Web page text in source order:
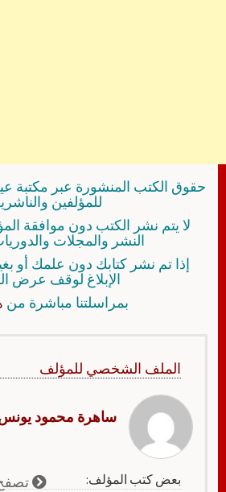
حقوق الكتب المنشورة عبر مكتبة
للمؤلفين
لا يتم نشر الكتب دون موافقة
النشر والمجلات
إذا تم نشر كتابك دون علمك أو
الإبلاغ لوقف عرض
بمراسلتنا مباشرة من
الملف الشخصي للمؤلف
ساهرة محمود
بعض كتب المؤلف: